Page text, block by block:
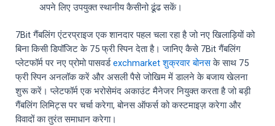
अपने लिए उपयुक्त स्थानीय कैसीनो ढूंढ सकें।
7Bit गैंबलिंग एंटरप्राइज एक शानदार पहल चला रहा है जो नए खिलाड़ियों को
बिना किसी डिपॉजिट के 75 फ्री स्पिन देता है। जानिए कैसे 7Bit गैंबलिंग
प्लेटफॉर्म पर नए प्रोमो पासवर्डexchmarket शुक्रवार बोनसके साथ 75
फ्री स्पिन अनलॉक करें और असली पैसे जोखिम में डालने के बजाय खेलना
शुरू करें। प्लेटफॉर्म एक भरोसेमंद अकाउंट मैनेजर नियुक्त करता है जो बड़ी
गैंबलिंग लिमिट्स पर चर्चा करेगा, बोनस ऑफर्स को कस्टमाइज़ करेगा और
विवादों का तुरंत समाधान करेगा।